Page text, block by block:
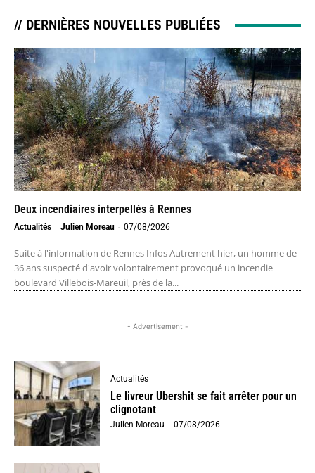
// DERNIÈRES NOUVELLES PUBLIÉES
Deux incendiaires interpellés à Rennes
Actualités Julien Moreau - 07/08/2026
Suite à l'information de Rennes Infos Autrement hier, un homme de
36 ans suspecté d'avoir volontairement provoqué un incendie
boulevard Villebois-Mareuil, près de la...
- Advertisement -
Actualités
Le livreur Ubershit se fait arrêter pour un
clignotant
Julien Moreau - 07/08/2026